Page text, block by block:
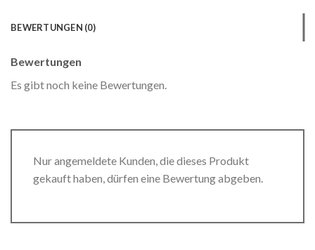
BEWERTUNGEN (0)
Bewertungen
Es gibt noch keine Bewertungen.
Nur angemeldete Kunden, die dieses Produkt
gekauft haben, dürfen eine Bewertung abgeben.